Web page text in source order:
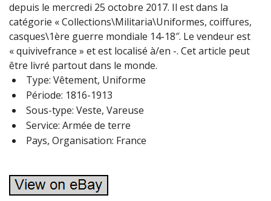
depuis le mercredi 25 octobre 2017. Il est dans la
catégorie « Collections\Militaria\Uniformes, coiffures,
casques\1ère guerre mondiale 14-18″. Le vendeur est
« quivivefrance » et est localisé à/en -. Cet article peut
être livré partout dans le monde.
Type: Vêtement, Uniforme
Période: 1816-1913
Sous-type: Veste, Vareuse
Service: Armée de terre
Pays, Organisation: France